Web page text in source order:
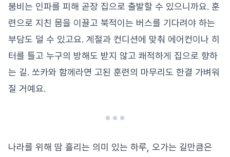
붐비는 인파를 피해 곧장 집으로 출발할 수 있으니까요. 훈
련으로 지친 몸을 이끌고 북적이는 버스를 기다려야 하는
부담도 덜 수 있고요. 계절과 컨디션에 맞춰 에어컨이나 히
터를 틀고 누구의 방해도 받지 않고 쾌적하게 집으로 향하
는 길. 쏘카와 함께라면 고된 훈련의 마무리도 한결 가벼워
질 거예요.
나라를 위해 땀 흘리는 의미 있는 하루, 오가는 길만큼은